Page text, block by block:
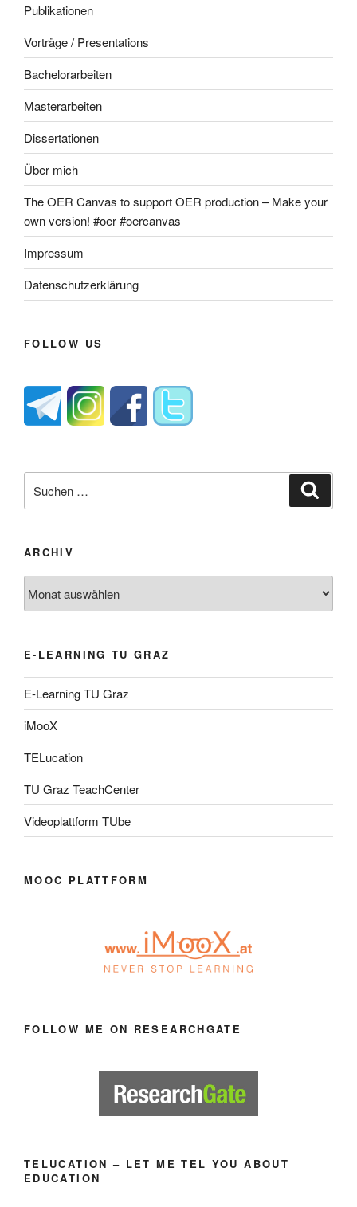
Publikationen
Vorträge / Presentations
Bachelorarbeiten
Masterarbeiten
Dissertationen
Über mich
The OER Canvas to support OER production – Make your
own version! #oer #oercanvas
Impressum
Datenschutzerklärung
FOLLOW US
nach:
ARCHIV
E-LEARNING TU GRAZ
E-Learning TU Graz
iMooX
TELucation
TU Graz TeachCenter
Videoplattform TUbe
MOOC PLATTFORM
FOLLOW ME ON RESEARCHGATE
TELUCATION – LET ME TEL YOU ABOUT
EDUCATION